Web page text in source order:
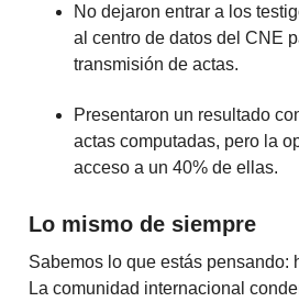
No dejaron entrar a los
al centro de datos del CNE
transmisión de actas.
Presentaron un resultado
actas computadas, pero la
acceso a un 40% de ellas.
Lo mismo de siempre
Sabemos lo que estás pensando:
La comunidad internacional